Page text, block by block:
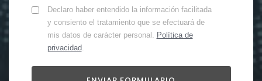
Declaro haber entendido la información facilitada
y consiento el tratamiento que se efectuará de
mis datos de carácter personal. Política de
privacidad.